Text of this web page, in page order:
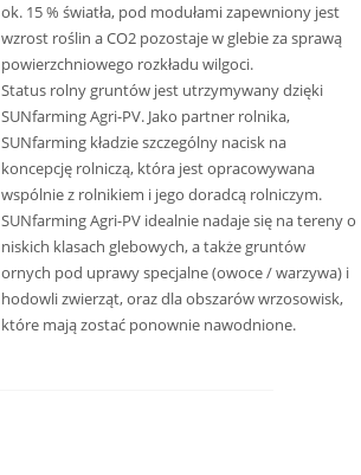
ok. 15 % światła, pod modułami zapewniony jest
wzrost roślin a CO2 pozostaje w glebie za sprawą
powierzchniowego rozkładu wilgoci.
Status rolny gruntów jest utrzymywany dzięki
SUNfarming Agri-PV. Jako partner rolnika,
SUNfarming kładzie szczególny nacisk na
koncepcję rolniczą, która jest opracowywana
wspólnie z rolnikiem i jego doradcą rolniczym.
SUNfarming Agri-PV idealnie nadaje się na tereny o
niskich klasach glebowych, a także gruntów
ornych pod uprawy specjalne (owoce / warzywa) i
hodowli zwierząt, oraz dla obszarów wrzosowisk,
które mają zostać ponownie nawodnione.